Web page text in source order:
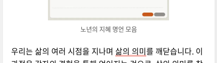
노년의 지혜 명언 모음
우리는 삶의 여러 시점을 지나며 삶의 의미를 깨닫습니다. 이